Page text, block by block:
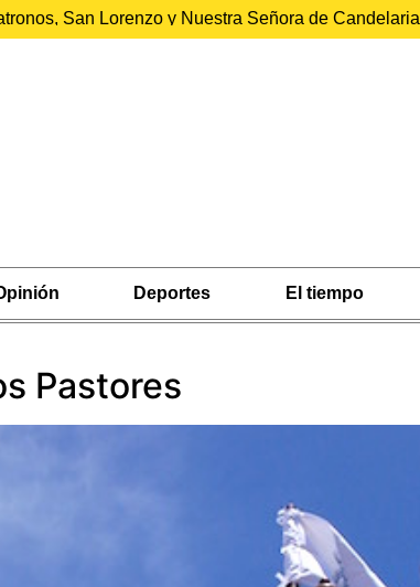
San Lorenzo y Nuestra Señora de Candelaria
Deportes El tiempo
Pastores